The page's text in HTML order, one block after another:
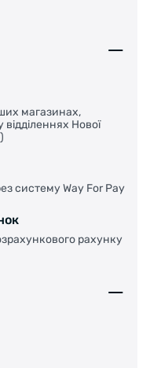
магазинах,
Нової
систему Way For Pay
рахунку